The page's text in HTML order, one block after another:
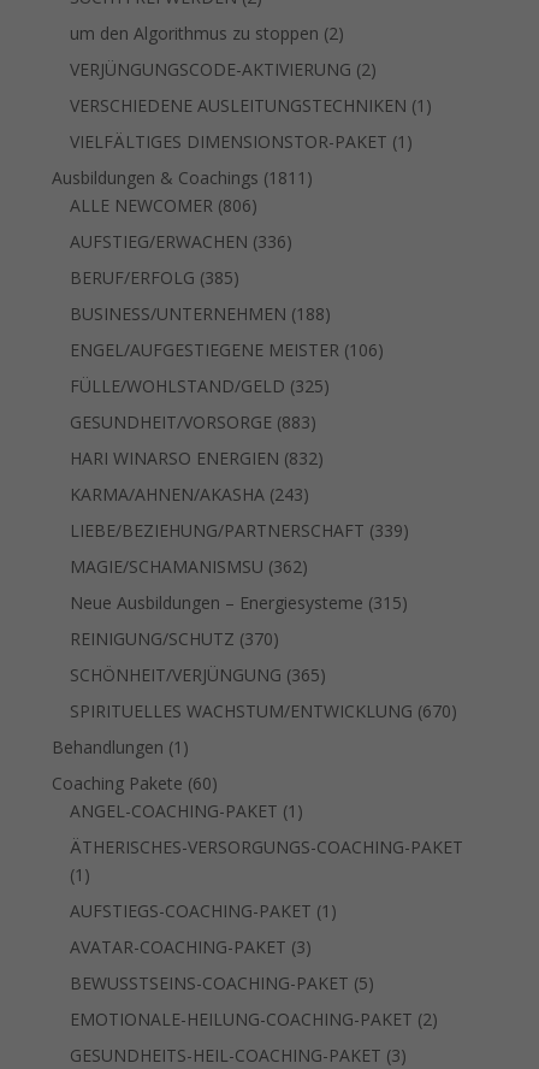
Produkte
um den Algorithmus zu stoppen 22
Produkte
VERJÜNGUNGSCODE-AKTIVIERUNG 22
Produkte
VERSCHIEDENE AUSLEITUNGSTECHNIKEN 1 1
VIELFÄLTIGES DIMENSIONSTOR-PAKET 1 1
Ausbildungen & Coachings 1811 1811
ALLE NEWCOMER 806806
Produkte
AUFSTIEG/ERWACHEN 336336
BERUF/ERFOLG 385385
Produkte
BUSINESS/UNTERNEHMEN 188188
Produkte
ENGEL/AUFGESTIEGENE MEISTER 106106
FÜLLE/WOHLSTAND/GELD 325325
GESUNDHEIT/VORSORGE 883883
Produkte
HARI WINARSO ENERGIEN 832832
KARMA/AHNEN/AKASHA 243243
Produkte
LIEBE/BEZIEHUNG/PARTNERSCHAFT 339339
MAGIE/SCHAMANISMSU 362362
Produkte
Neue Ausbildungen – Energiesysteme 315315
REINIGUNG/SCHUTZ 370370
Produkte
SCHÖNHEIT/VERJÜNGUNG 365365
Produkte
SPIRITUELLES WACHSTUM/ENTWICKLUNG 670670
Behandlungen 1 1
Produkt
Coaching Pakete 6060
Produkte
ANGEL-COACHING-PAKET 1 1
Produkt
ÄTHERISCHES-VERSORGUNGS-COACHING-PAKET
1 1
Produkt
AUFSTIEGS-COACHING-PAKET 1 1
AVATAR-COACHING-PAKET 33
Produkte
BEWUSSTSEINS-COACHING-PAKET 55
Produkte
EMOTIONALE-HEILUNG-COACHING-PAKET 22
GESUNDHEITS-HEIL-COACHING-PAKET 33